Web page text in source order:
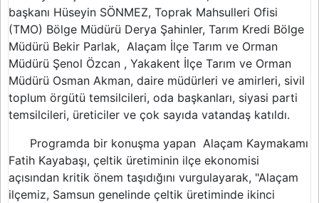
başkanı Hüseyin SÖNMEZ, Toprak Mahsulleri Ofisi
(TMO) Bölge Müdürü Derya Şahinler, Tarım Kredi Bölge
Müdürü Bekir Parlak, Alaçam İlçe Tarım ve Orman
Müdürü Şenol Özcan , Yakakent İlçe Tarım ve Orman
Müdürü Osman Akman, daire müdürleri ve amirleri, sivil
toplum örgütü temsilcileri, oda başkanları, siyasi parti
temsilcileri, üreticiler ve çok sayıda vatandaş katıldı.
Programda bir konuşma yapan Alaçam Kaymakamı
Fatih Kayabaşı, çeltik üretiminin ilçe ekonomisi
açısından kritik önem taşıdığını vurgulayarak, "Alaçam
ilçemiz, Samsun genelinde çeltik üretiminde ikinci